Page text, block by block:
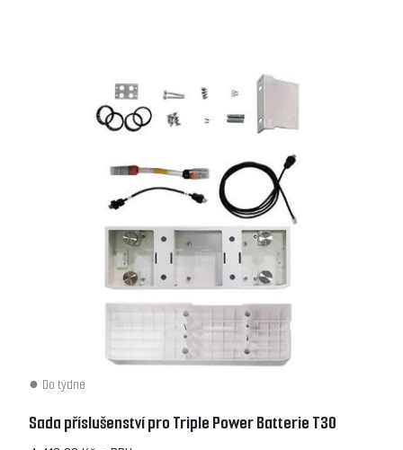
Do týdne
Sada příslušenství pro Triple Power Batterie T30